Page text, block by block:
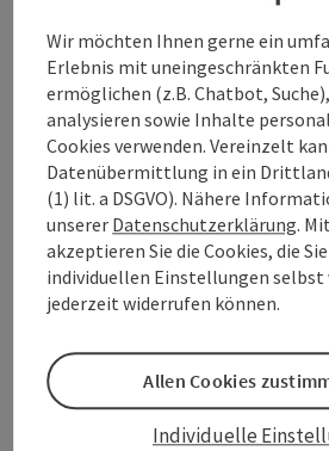
Kontakt
Öffnungszeiten
Anreise/Lage
Ausstattung
Wir möchten Ihnen gerne ein
Erlebnis mit uneingeschränkten
ermöglichen (z.B. Chatbot,
analysieren sowie Inhalte
Cookies verwenden. Vereinzelt
Datenübermittlung in ein
(1) lit. a DSGVO). Nähere
unserer Datenschutzerklärung.
akzeptieren Sie die Cookies, die
individuellen Einstellungen selbst
jederzeit widerrufen können.
Individuelle
Allen Cookies